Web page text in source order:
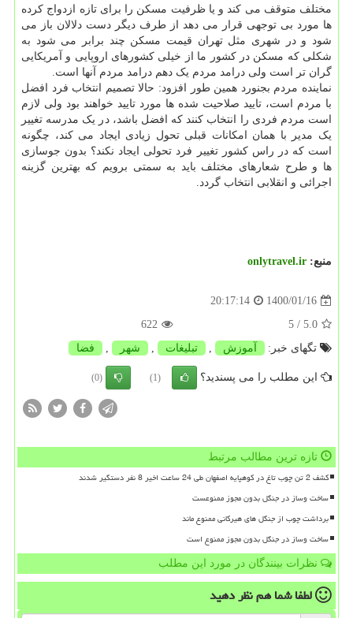
مختلف متوقف می کند و یا ظرفیت مسکن را برای تازه ازدواج کرده
ها مورد بی توجهی قرار می دهد از طرف دیگر دست دلالان باز می
شود و در شهری مثل تهران قیمت مسکن چند برابر می شود به
شکلی که مسکن در کشور ما از خیلی کشورهای اروپایی و آمریکایی
گران تر است ولی درامد مردم یک دهم درامد مردم آنها است.
نماینده مردم بجنورد همین طور افزود: حالا تصمیم انتخاب فرد افضل
با مردم است، تایید صلاحیت شده ها مورد تایید خواهند بود ولی لازم
است مردم فردی را انتخاب کنند که افضل باشد، در یک مدرسه تغییر
یک مدیر با همان امکانات قبلی تحول زیادی ایجاد می کند، چگونه
است که در راس کشور تغییر فرد تحولی ایجاد نکند؟ بدون جوسازی
ها و طرح شعارهای مختلف باید به سمتی برویم که بهترین گزینه
اجرائی و انقلابی انتخاب گردد.
منبع: onlytravel.ir
1400/01/16
20:17:14
5.0
/ 5
622
تگهای خبر:
آموزش , تبلیغات , شهر , فضا
این مطلب را می پسندید؟ (1)
(0)
تازه ترین مطالب مرتبط
کشف 2 تن چوب تاغ در کوهپایه اصفهان طی 24 ساعت اخیر 8 نفر دستگیر شدند
ساخت وساز در جنگل بدون مجوز ممنوعست
برداشت چوب از جنگل های هیرکانی ممنوع ماند
ساخت وساز در جنگل بدون مجوز ممنوع است
نظرات بینندگان در مورد این مطلب
لطفا شما همنظر دهید